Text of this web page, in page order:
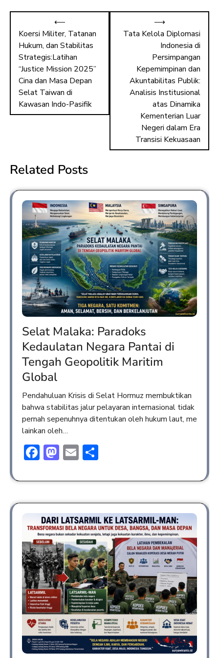
⟵
Koersi Militer, Tatanan
Hukum, dan Stabilitas
Strategis:Latihan
“Justice Mission 2025”
Cina dan Masa Depan
Selat Taiwan di
Kawasan Indo-Pasifik
Tata Kelola Diplomasi
Indonesia di
Persimpangan
Kepemimpinan dan
Akuntabilitas Publik:
Analisis Institusional
atas Dinamika
Kementerian Luar
Negeri dalam Era
Transisi Kekuasaan
⟶
Related Posts
Selat Malaka: Paradoks
Kedaulatan Negara Pantai di
Tengah Geopolitik Maritim
Global
Pendahuluan Krisis di Selat Hormuz membuktikan
bahwa stabilitas jalur pelayaran internasional tidak
pernah sepenuhnya ditentukan oleh hukum laut, me
lainkan oleh…
Facebook
Mastodon
Email